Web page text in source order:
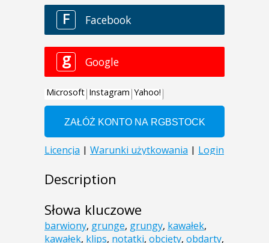
Description
Słowa kluczowe
barwiony, grunge, grungy, kawałek,
kawałek, klips, notatki, obcięty, obdarty,